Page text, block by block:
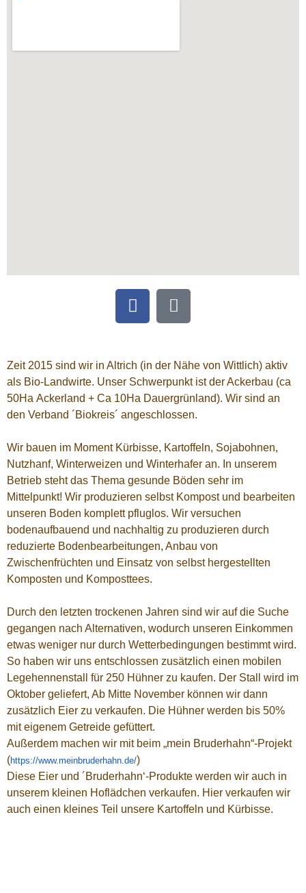
Zeit 2015 sind wir in Altrich (in der Nähe von Wittlich) aktiv
als Bio-Landwirte. Unser Schwerpunkt ist der Ackerbau (ca
50Ha Ackerland + Ca 10Ha Dauergrünland). Wir sind an
den Verband ´Biokreis´ angeschlossen.
Wir bauen im Moment Kürbisse, Kartoffeln, Sojabohnen,
Nutzhanf, Winterweizen und Winterhafer an. In unserem
Betrieb steht das Thema gesunde Böden sehr im
Mittelpunkt! Wir produzieren selbst Kompost und bearbeiten
unseren Boden komplett pfluglos. Wir versuchen
bodenaufbauend und nachhaltig zu produzieren durch
reduzierte Bodenbearbeitungen, Anbau von
Zwischenfrüchten und Einsatz von selbst hergestellten
Komposten und Komposttees.
Durch den letzten trockenen Jahren sind wir auf die Suche
gegangen nach Alternativen, wodurch unseren Einkommen
etwas weniger nur durch Wetterbedingungen bestimmt wird.
So haben wir uns entschlossen zusätzlich einen mobilen
Legehennenstall für 250 Hühner zu kaufen. Der Stall wird im
Oktober geliefert, Ab Mitte November können wir dann
zusätzlich Eier zu verkaufen. Die Hühner werden bis 50%
mit eigenem Getreide gefüttert.
Außerdem machen wir mit beim „mein Bruderhahn“-Projekt
(https://www.meinbruderhahn.de/)
Diese Eier und ´Bruderhahn‘-Produkte werden wir auch in
unserem kleinen Hoflädchen verkaufen. Hier verkaufen wir
auch einen kleines Teil unsere Kartoffeln und Kürbisse.